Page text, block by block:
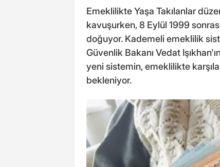
Emeklilikte Yaşa Takılanlar
kavuşurken, 8 Eylül 1999
doğuyor. Kademeli emeklilik
Güvenlik Bakanı Vedat
yeni sistemin, emeklilikte
bekleniyor.